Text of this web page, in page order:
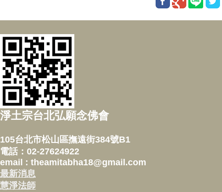
淨土宗台北弘願念佛會
105台北市松山區撫遠街384號B1
電話：02-27624922
email : theamitabha18@gmail.com
最新消息
慧淨法師